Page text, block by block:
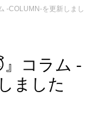
-COLUMN-を更新しまし
コラム -
ました